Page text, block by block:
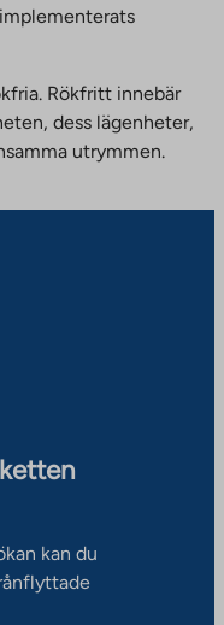
Rökfritt innebär
dess lägenheter,
utrymmen.
kan du